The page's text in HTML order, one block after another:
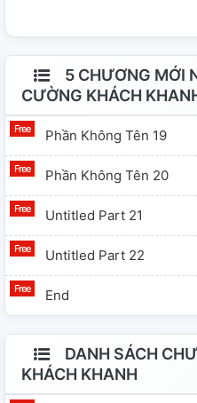
5 CHƯƠNG MỚI
CƯỜNG KHÁCH
Phần Không Tên 19
Phần Không Tên 20
Untitled Part 21
Untitled Part 22
End
DANH SÁCH
KHÁCH KHANH